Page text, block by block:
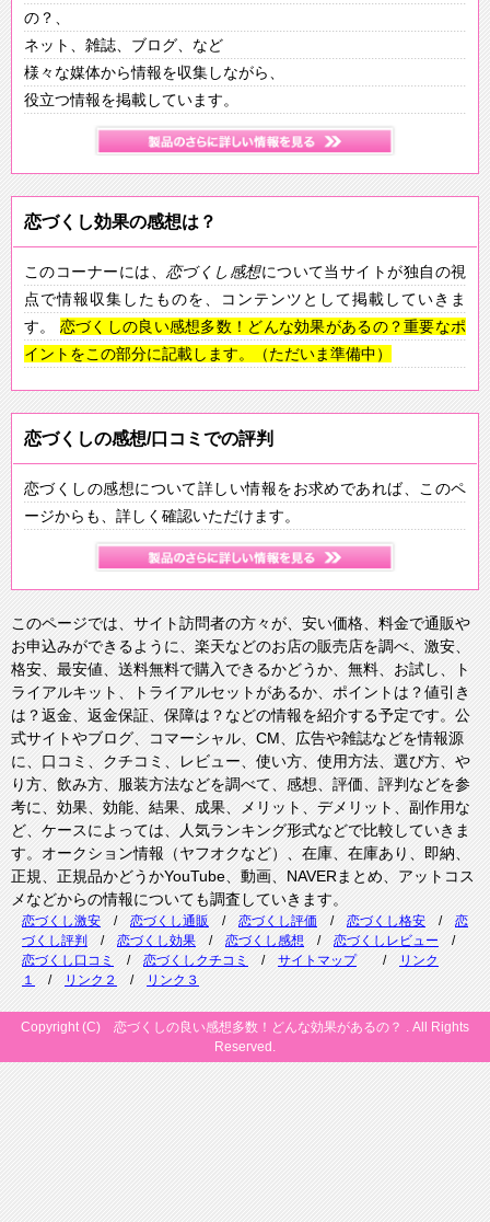
の？、
ネット、雑誌、ブログ、など
様々な媒体から情報を収集しながら、
役立つ情報を掲載しています。
恋づくし効果の感想は？
このコーナーには、 恋づくし 感想について当サイトが独自の視
点で情報収集したものを、コンテンツとして掲載していきま
す。 恋づくしの良い感想多数！どんな効果があるの？重要なポ
イントをこの部分に記載します。（ただいま準備中）
恋づくしの感想/口コミでの評判
恋づくしの感想について詳しい情報をお求めであれば、このペ
ージからも、詳しく確認いただけます。
このページでは、サイト訪問者の方々が、安い価格、料金で通販や
お申込みができるように、楽天などのお店の販売店を調べ、激安、
格安、最安値、送料無料で購入できるかどうか、無料、お試し、ト
ライアルキット、トライアルセットがあるか、ポイントは？値引き
は？返金、返金保証、保障は？などの情報を紹介する予定です。公
式サイトやブログ、コマーシャル、CM、広告や雑誌などを情報源
に、口コミ、クチコミ、レビュー、使い方、使用方法、選び方、や
り方、飲み方、服装方法などを調べて、感想、評価、評判などを参
考に、効果、効能、結果、成果、メリット、デメリット、副作用な
ど、ケースによっては、人気ランキング形式などで比較していきま
す。オークション情報（ヤフオクなど）、在庫、在庫あり、即納、
正規、正規品かどうかYouTube、動画、NAVERまとめ、アットコス
メなどからの情報についても調査していきます。
恋づくし激安 / 恋づくし通販 / 恋づくし評価 / 恋づくし格安 / 恋
づくし評判 / 恋づくし効果 / 恋づくし感想 / 恋づくしレビュー /
恋づくし口コミ
/ 恋づくしクチコミ / サイトマップ/
リンク
１
/ リンク２ / リンク３
Copyright (C) 恋づくしの良い感想多数！どんな効果があるの？ . All Rights
Reserved.